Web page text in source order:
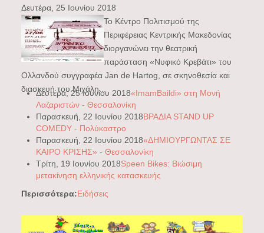
Δευτέρα, 25 Ιουνίου 2018
Το Κέντρο Πολιτισμού της
Περιφέρειας Κεντρικής Μακεδονίας
διοργανώνει την θεατρική
παράσταση «Νυφικό Κρεβάτι» του
Ολλανδού συγγραφέα Jan de Hartog, σε σκηνοθεσία και
διασκευή του Μιχάλη...
Δευτέρα, 25 Ιουνίου 2018«ImamBaildi» στη Μονή
Λαζαριστών - Θεσσαλονίκη
Παρασκευή, 22 Ιουνίου 2018ΒΡΑΔΙΑ STAND UP
COMEDY - Πολύκαστρο
Παρασκευή, 22 Ιουνίου 2018«ΔΗΜΙΟΥΡΓΩΝΤΑΣ ΣΕ
ΚΑΙΡΟ ΚΡΙΣΗΣ» - Θεσσαλονίκη
Τρίτη, 19 Ιουνίου 2018Speen Bikes: Βιώσιμη
μετακίνηση ελληνικής κατασκευής
Περισσότερα:Ειδήσεις